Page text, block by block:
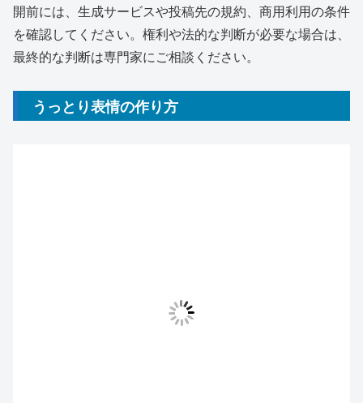
開前には、生成サービスや投稿先の規約、商用利用の条件
を確認してください。権利や法的な判断が必要な場合は、
最終的な判断は専門家にご相談ください。
うっとり表情の作り方